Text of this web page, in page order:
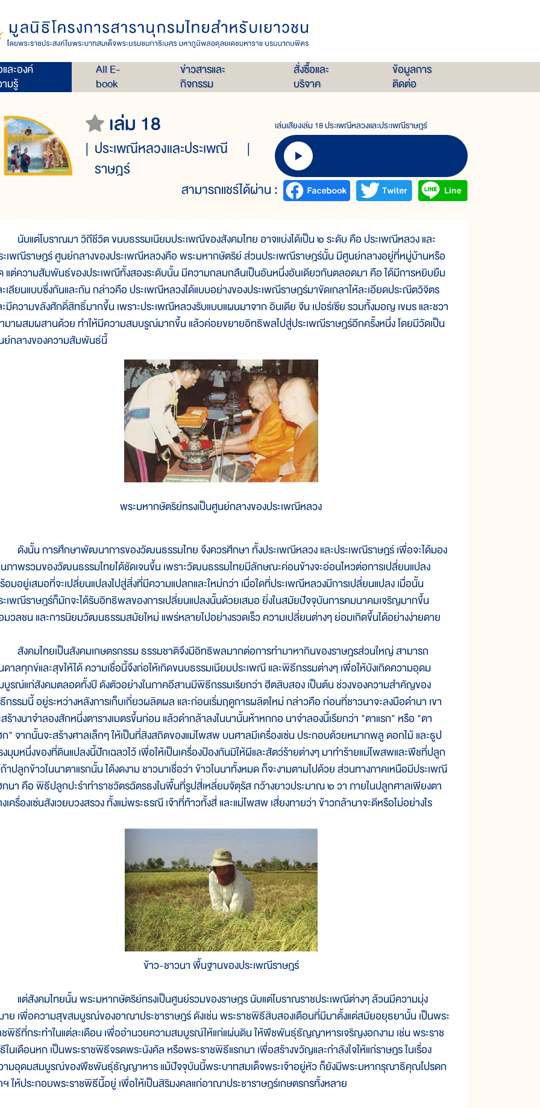
ละองค์
มรู้
All E-
book
ข่าวสารและ
กิจกรรม
สั่งซื้อและ
บริจาค
ข้อมูลการ
ติดต่อ
เล่ม 18
ประเพณีหลวงและประเพณี
ราษฎร์
เล่นเสียงเล่ม 18 ประเพณีหลวงและประเพณีราษฎร์
สามารถแชร์ได้ผ่าน :
นับแต่โบราณมา วิถีชีวิต ขนบธรรมเนียมประเพณีของสังคมไทย อาจแบ่งได้เป็น ๒ ระดับ คือ ประเพณีหลวง และ
ะเพณีราษฎร์ ศูนย์กลางของประเพณีหลวงคือ พระมหากษัตริย์ ส่วนประเพณีราษฎร์นั้น มีศูนย์กลางอยู่ที่หมู่บ้านหรือ
แต่ความสัมพันธ์ของประเพณีทั้งสองระดับนั้น มีความกลมกลืนเป็นอันหนึ่งอันเดียวกันตลอดมา คือ ได้มีการหยิบยืม
ะเลียนแบบซึ่งกันและกัน กล่าวคือ ประเพณีหลวงได้แบบอย่างของประเพณีราษฎร์มาขัดเกลาให้ละเอียดประณีตวิจิตร
ะมีความขลังศักดิ์สิทธิ์มากขึ้น เพราะประเพณีหลวงรับแบบแผนมาจาก อินเดีย จีน เปอร์เซีย รวมทั้งมอญ เขมร และชวา
ามาผสมผสานด้วย ทำให้มีความสมบรูณ์มากขึ้น แล้วค่อยขยายอิทธิพลไปสู่ประเพณีราษฎร์อีกครั้งหนึ่ง โดยมีวัดเป็น
ย์กลางของความสัมพันธ์นี้
พระมหากษัตริย์ทรงเป็นศูนย์กลางของประเพณีหลวง
ดังนั้น การศึกษาพัฒนาการของวัฒนธรรมไทย จึงควรศีกษา ทั้งประเพณีหลวง และประเพณีราษฎร์ เพื่อจะได้มอง
นภาพรวมของวัฒนธรรมไทยได้ชัดเจนขึ้น เพราะวัฒนธรรมไทยมีลักษณะค่อนข้างจะอ่อนไหวต่อการเปลี่ยนแปลง
มอยู่เสมอที่จะเปลี่ยนแปลงไปสู่สิ่งที่มีความแปลกและใหม่กว่า เมื่อใดที่ประเพณีหลวงมีการเปลี่ยนแปลง เมื่อนั้น
ะเพณีราษฎร์ก็มักจะได้รับอิทธิพลของการเปลี่ยนแปลงนั้นด้วยเสมอ ยิ่งในสมัยปัจจุบันการคมนาคมเจริญมากขึ้น
วลชน และการนิยมวัฒนธรรมสมัยใหม่ แพร่หลายไปอย่างรวดเร็ว ความเปลี่ยนต่างๆ ย่อมเกิดขึ้นได้อย่างง่ายดาย
สังคมไทยเป็นสังคมเกษตรกรรม ธรรมชาติจึงมีอิทธิพลมากต่อการทำมาหากินของราษฎรส่วนใหญ่ สามารถ
ดาลทุกข์และสุขให้ได้ ความเชื่อนี้จึงก่อให้เกิดขนบธรรมเนียมประเพณี และพิธีกรรมต่างๆ เพื่อให้บังเกิดความอุดม
บูรณ์แก่สังคมตลอดทั้งปี ดังตัวอย่างในภาคอีสานมีพิธีกรรมเรียกว่า ฮีตสิบสอง เป็นต้น ช่วงของความสำคัญของ
รรมนี้ อยู่ระหว่างหลังการเก็บเกี่ยวผลิตผล และก่อนเริ่มฤดูการผลิตใหม่ กล่าวคือ ก่อนที่ชาวนาจะลงมือดำนา เขา
สร้างนาจำลองสักหนึ่งตารางเมตรขึ้นก่อน แล้วดำกล้าลงในนานั้นห้าหกกอ นาจำลองนี้เรียกว่า "ตาแรก" หรือ "ตา
ก" จากนั้นจะสร้างศาลเล็กๆ ให้เป็นที่สิงสถิตของแม่โพสพ บนศาลมีเครื่องเซ่น ประกอบด้วยหมากพลู ดอกไม้ และธูป
งมุมหนึ่งของที่ดินแปลงนี้ปักเฉลวไว้ เพื่อให้เป็นเครื่องป้องกันมิให้ผีและสัตว์ร้ายต่างๆ มาทำร้ายแม่โพสพและพืชที่ปลูก
าปลูกข้าวในนาตาแรกนั้น ได้งดงาม ชาวนาเชื่อว่า ข้าวในนาทั้งหมด ก็จะงามตามไปด้วย ส่วนทางภาคเหนือมีประเพณี
กนา คือ พิธีปลูกปะรำทำราชวัตรฉัตรธงในพื้นที่รูปสี่เหลี่ยมจัตุรัส กว้างยาวประมาณ ๒ วา ภายในปลูกศาลเพียงตา
เครื่องเซ่นสังเวยบวงสรวง ทั้งแม่พระธรณี เจ้าที่ท้าวทั้งสี่ และแม่โพสพ เสี่ยงทายว่า ข้าวกล้านาจะดีหรือไม่อย่างไร
ข้าว-ชาวนา พื้นฐานของประเพณีราษฎร์
แต่สังคมไทยนั้น พระมหากษัตริย์ทรงเป็นศูนย์รวมของราษฎร นับแต่โบราณราชประเพณีต่างๆ ล้วนมีความมุ่ง
าย เพื่อความสุขสมบูรณ์ของอาณาประชาราษฎร์ ดังเช่น พระราชพิธีสิบสองเดือนที่มีมาตั้งแต่สมัยอยุธยานั้น เป็นพระ
ชพิธีที่กระทำในแต่ละเดือน เพื่ออำนวยความสมบูรณ์ให้แก่แผ่นดิน ให้พืชพันธุ์ธัญญาหารเจริญงอกงาม เช่น พระราช
นเดือนหก เป็นพระราชพิธีจรดพระนังคัล หรือพระราชพิธีแรกนา เพื่อสร้างขวัญและกำลังใจให้แก่ราษฎร ในเรื่อง
ามอุดมสมบูรณ์ของพืชพันธุ์ธัญญาหาร แม้ปัจจุบันนี้พระบาทสมเด็จพระเจ้าอยู่หัว ก็ยังมีพระมหากรุณาธิคุณโปรดก
ให้ประกอบพระราชพิธีนี้อยู่ เพื่อให้เป็นสิริมงคลแก่อาณาประชาราษฎร์เกษตรกรทั้งหลาย